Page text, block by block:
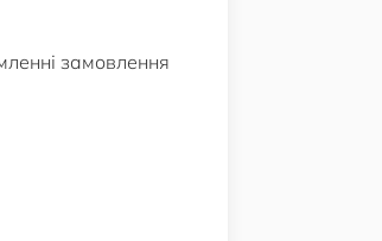
замовлення